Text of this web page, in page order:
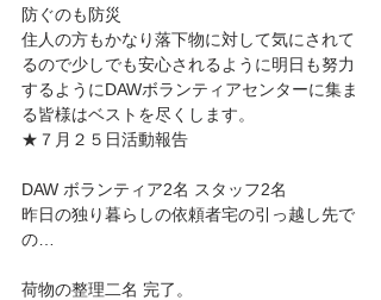
防ぐのも防災
住人の方もかなり落下物に対して気にされて
るので少しでも安心されるように明日も努力
するようにDAWボランティアセンターに集ま
る皆様はベストを尽くします。
★７月２５日活動報告
DAW ボランティア2名 スタッフ2名
昨日の独り暮らしの依頼者宅の引っ越し先で
の…
荷物の整理二名 完了。